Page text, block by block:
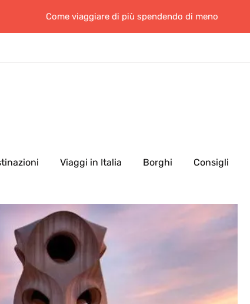
Come viaggiare di più spendendo di meno
Viaggi in Italia Borghi Consigli